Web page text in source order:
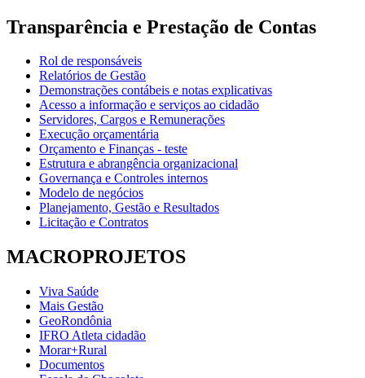
Transparência e Prestação de Contas
Rol de responsáveis
Relatórios de Gestão
Demonstrações contábeis e notas explicativas
Acesso a informação e serviços ao cidadão
Servidores, Cargos e Remunerações
Execução orçamentária
Orçamento e Finanças - teste
Estrutura e abrangência organizacional
Governança e Controles internos
Modelo de negócios
Planejamento, Gestão e Resultados
Licitação e Contratos
MACROPROJETOS
Viva Saúde
Mais Gestão
GeoRondônia
IFRO Atleta cidadão
Morar+Rural
Documentos